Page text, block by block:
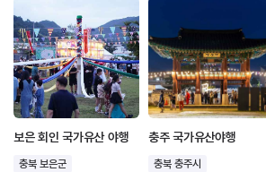
보은 회인 국가유산 야행
충북 보은군
충주 국가유산야행
충북 충주시